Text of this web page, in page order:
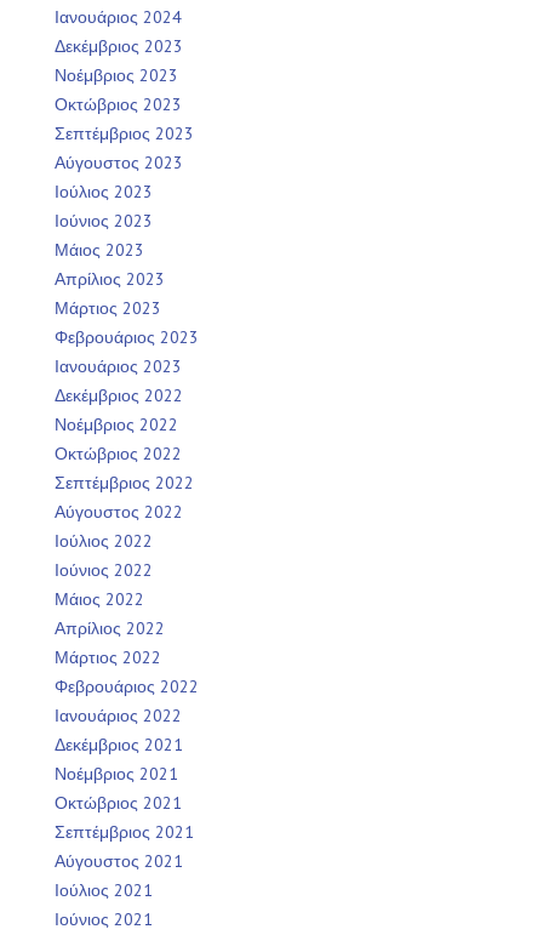
Ιανουάριος 2024
Δεκέμβριος 2023
Νοέμβριος 2023
Οκτώβριος 2023
Σεπτέμβριος 2023
Αύγουστος 2023
Ιούλιος 2023
Ιούνιος 2023
Μάιος 2023
Απρίλιος 2023
Μάρτιος 2023
Φεβρουάριος 2023
Ιανουάριος 2023
Δεκέμβριος 2022
Νοέμβριος 2022
Οκτώβριος 2022
Σεπτέμβριος 2022
Αύγουστος 2022
Ιούλιος 2022
Ιούνιος 2022
Μάιος 2022
Απρίλιος 2022
Μάρτιος 2022
Φεβρουάριος 2022
Ιανουάριος 2022
Δεκέμβριος 2021
Νοέμβριος 2021
Οκτώβριος 2021
Σεπτέμβριος 2021
Αύγουστος 2021
Ιούλιος 2021
Ιούνιος 2021